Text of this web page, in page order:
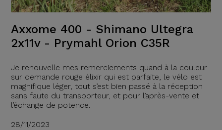
Axxome 400 - Shimano Ultegra
2x11v - Prymahl Orion C35R
Je renouvelle mes remerciements quand à la couleur
sur demande rouge élixir qui est parfaite, le vélo est
magnifique léger, tout s’est bien passé à la réception
sans faute du transporteur, et pour l’après-vente et
l’échange de potence.
28/11/2023